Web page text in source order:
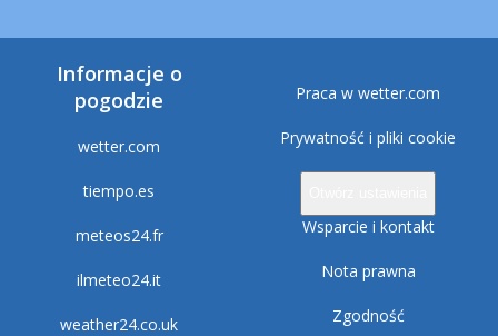
Informacje o
pogodzie
wetter.com
tiempo.es
meteos24.fr
ilmeteo24.it
weather24.co.uk
Praca w wetter.com
Prywatność i pliki cookie
Wsparcie i kontakt
Nota prawna
Zgodność